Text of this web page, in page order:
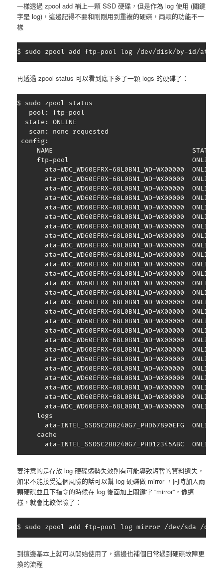
一樣透過 zpool add 補上一顆 SSD 硬碟，但是作為 log 使用 (關鍵
字是 log)，這邊記得不要和剛剛用到重複的硬碟，兩顆的功能不一
樣
$ sudo zpool add ftp-pool log /dev/disk/by-id/ata-
再透過 zpool status 可以看到底下多了一顆 logs 的硬碟了：
$ sudo zpool status
   pool: ftp-pool
  state: ONLINE
   scan: none requested
config:
NAME                                   STATE
ftp-pool                               ONLINE
ata-WDC_WD60EFRX-68L0BN1_WD-WX00000  ONLINE
ata-WDC_WD60EFRX-68L0BN1_WD-WX00000  ONLINE
ata-WDC_WD60EFRX-68L0BN1_WD-WX00000  ONLINE
ata-WDC_WD60EFRX-68L0BN1_WD-WX00000  ONLINE
ata-WDC_WD60EFRX-68L0BN1_WD-WX00000  ONLINE
ata-WDC_WD60EFRX-68L0BN1_WD-WX00000  ONLINE
ata-WDC_WD60EFRX-68L0BN1_WD-WX00000  ONLINE
ata-WDC_WD60EFRX-68L0BN1_WD-WX00000  ONLINE
ata-WDC_WD60EFRX-68L0BN1_WD-WX00000  ONLINE
ata-WDC_WD60EFRX-68L0BN1_WD-WX00000  ONLINE
ata-WDC_WD60EFRX-68L0BN1_WD-WX00000  ONLINE
ata-WDC_WD60EFRX-68L0BN1_WD-WX00000  ONLINE
ata-WDC_WD60EFRX-68L0BN1_WD-WX00000  ONLINE
ata-WDC_WD60EFRX-68L0BN1_WD-WX00000  ONLINE
ata-WDC_WD60EFRX-68L0BN1_WD-WX00000  ONLINE
ata-WDC_WD60EFRX-68L0BN1_WD-WX00000  ONLINE
ata-WDC_WD60EFRX-68L0BN1_WD-WX00000  ONLINE
ata-WDC_WD60EFRX-68L0BN1_WD-WX00000  ONLINE
ata-WDC_WD60EFRX-68L0BN1_WD-WX00000  ONLINE
ata-WDC_WD60EFRX-68L0BN1_WD-WX00000  ONLINE
ata-WDC_WD60EFRX-68L0BN1_WD-WX00000  ONLINE
ata-WDC_WD60EFRX-68L0BN1_WD-WX00000  ONLINE
ata-WDC_WD60EFRX-68L0BN1_WD-WX00000  ONLINE
ata-WDC_WD60EFRX-68L0BN1_WD-WX00000  ONLINE
ata-WDC_WD60EFRX-68L0BN1_WD-WX00000  ONLINE
ata-WDC_WD60EFRX-68L0BN1_WD-WX00000  ONLINE
     logs
ata-INTEL_SSDSC2BB240G7_PHD67890EFG  ONLINE
     cache
ata-INTEL_SSDSC2BB240G7_PHD12345ABC  ONLINE
要注意的是存放 log 硬碟弱勢失效則有可能導致短暫的資料遺失，
如果不能接受這個風險的話可以幫 log 硬碟做 mirror ，同時加入兩
顆硬碟並且下指令的時候在 log 後面加上關鍵字 “mirror”，像這
樣，就會比較保險了：
$ sudo zpool add ftp-pool log mirror /dev/sda /dev/
到這邊基本上就可以開始使用了，這邊也補個日常遇到硬碟故障更
換的流程